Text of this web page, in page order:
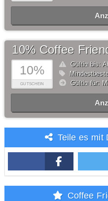
10%
GUTSCHEIN
10% Coffee
Gültig bis:
Gültig für:
Teile es mit
Coffee